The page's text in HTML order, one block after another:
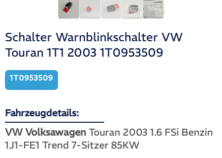
Schalter Warnblinkschalter VW
Touran 1T1 2003 1T0953509
1T0953509
Fahrzeugdetails:
VW Volksawagen Touran 2003 1.6 FSi Benzin
1J1-FE1 Trend 7-Sitzer 85KW